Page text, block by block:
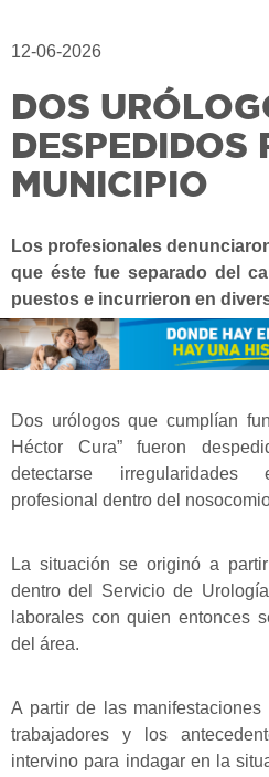
12-06-2026
DOS
DESPEDIDOS
MUNICIPIO
Los profesionales
que éste fue separado del
puestos e incurrieron en
Dos urólogos que cumplían
Héctor Cura” fueron
detectarse
profesional dentro del
La situación se originó a
dentro del Servicio de
laborales con quien entonces
del área.
A partir de las
trabajadores y los
intervino para indagar en la